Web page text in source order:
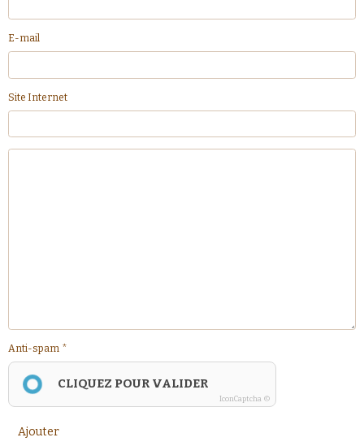
E-mail
Site Internet
Anti-spam
CLIQUEZ POUR VALIDER
IconCaptcha ©
Ajouter